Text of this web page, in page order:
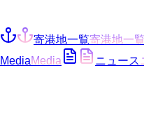
寄港地一覧寄港地一覧
MediaMedia ニュース